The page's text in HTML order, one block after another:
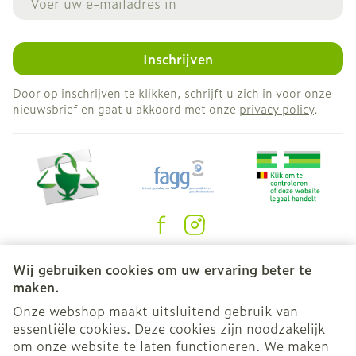
Wij gebruiken cookies om uw ervaring beter te
maken.
Onze webshop maakt uitsluitend gebruik van
essentiële cookies. Deze cookies zijn noodzakelijk
om onze website te laten functioneren. We maken
verhoging van "ureum", een stof door de nieren
uitgescheiden (aangetoond in bloedtesten)
verhoogde gevoeligheid van de huid aan
zonlicht, zonnebanken en zonnelampen
(transport van zuurstof in het bloed) en van de
witte bloedcellen (aangetoond in bloedtesten)
ernstige spierbeschadiging
verwikkelingen van galstenen
Gevoel van uitputting (moeheid)
Inschrijven
Door op inschrijven te klikken, schrijft u zich in voor onze
nieuwsbrief en gaat u akkoord met onze privacy policy.
Juridische links